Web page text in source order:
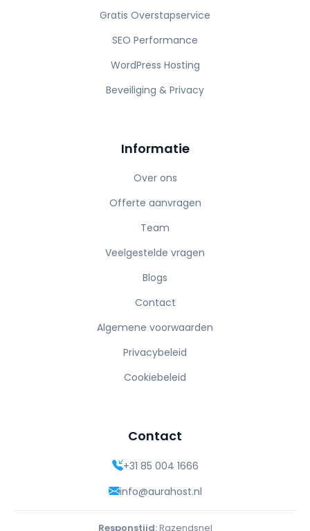
Gratis Overstapservice
SEO Performance
WordPress Hosting
Beveiliging & Privacy
Informatie
Over ons
Offerte aanvragen
Team
Veelgestelde vragen
Blogs
Contact
Algemene voorwaarden
Privacybeleid
Cookiebeleid
Contact
+31 85 004 1666
info@aurahost.nl
Responstijd:Razendsnel